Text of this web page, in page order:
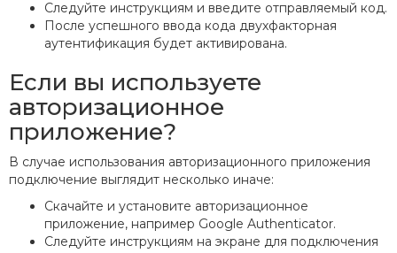
Следуйте инструкциям и введите отправляемый код.
После успешного ввода кода двухфакторная
аутентификация будет активирована.
Если вы используете
авторизационное
приложение?
В случае использования авторизационного приложения
подключение выглядит несколько иначе:
Скачайте и установите авторизационное
приложение, например Google Authenticator.
Следуйте инструкциям на экране для подключения